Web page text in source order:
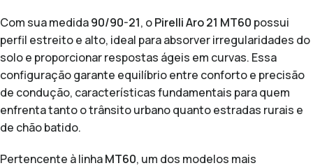
Com sua medida90/90-21, oPirelli Aro 21 MT60 possui
perfil estreito e alto, ideal para absorver irregularidades do
solo e proporcionar respostas ágeis em curvas. Essa
configuração garante equilíbrio entre conforto e precisão
de condução, características fundamentais para quem
enfrenta tanto o trânsito urbano quanto estradas rurais e
de chão batido.
Pertencente à linhaMT60, um dos modelos mais